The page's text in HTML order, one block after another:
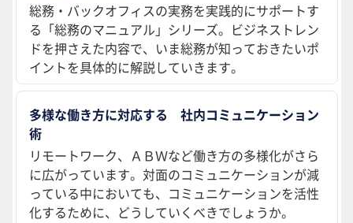
総務・バックオフィスの実務を実践的にサポートす
る「総務のマニュアル」シリーズ。ビジネストレン
ドを押さえた内容で、いま総務が知っておきたいポ
イントを具体的に解説していきます。
多様な働き方に対応する 社内コミュニケーション
術
リモートワーク、ＡＢＷなど働き方の多様化がさら
に広がっています。対面のコミュニケーションが減
っている中においても、コミュニケーションを活性
化するために、どうしていくべきでしょうか。